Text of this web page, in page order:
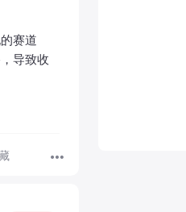
赛道
导致收